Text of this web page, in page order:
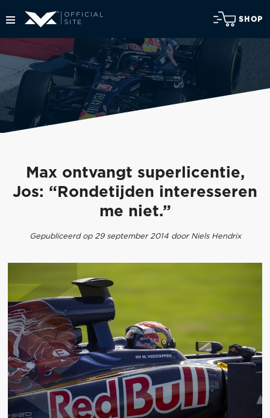
SHOP
Max ontvangt superlicentie,
Jos: “Rondetijden interesseren
me niet.”
Gepubliceerd op 29 september 2014 door Niels Hendrix